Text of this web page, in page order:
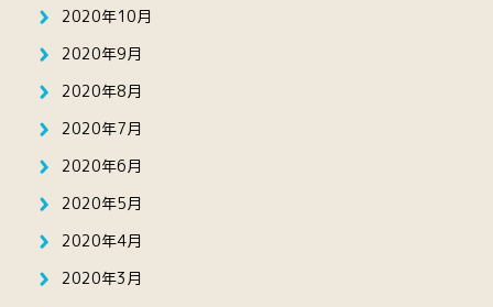
2020年10月
2020年9月
2020年8月
2020年7月
2020年6月
2020年5月
2020年4月
2020年3月